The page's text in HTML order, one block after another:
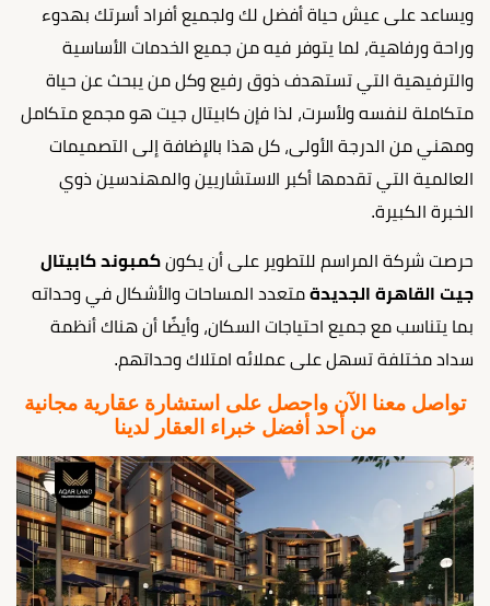
ويساعد على عيش حياة أفضل لك ولجميع أفراد أسرتك بهدوء
وراحة ورفاهية، لما يتوفر فيه من جميع الخدمات الأساسية
والترفيهية التي تستهدف ذوق رفيع وكل من يبحث عن حياة
متكاملة لنفسه ولأسرت، لذا فإن كابيتال جيت هو مجمع متكامل
ومهني من الدرجة الأولى، كل هذا بالإضافة إلى التصميمات
العالمية التي تقدمها أكبر الاستشاريين والمهندسين ذوي
الخبرة الكبيرة.
حرصت شركة المراسم للتطوير على أن يكون كمبوند كابيتال
جيت القاهرة الجديدة متعدد المساحات والأشكال في وحداته
بما يتناسب مع جميع احتياجات السكان، وأيضًا أن هناك أنظمة
سداد مختلفة تسهل على عملائه امتلاك وحداتهم.
تواصل معنا الآن واحصل على استشارة عقارية مجانية
من أحد أفضل خبراء العقار لدينا